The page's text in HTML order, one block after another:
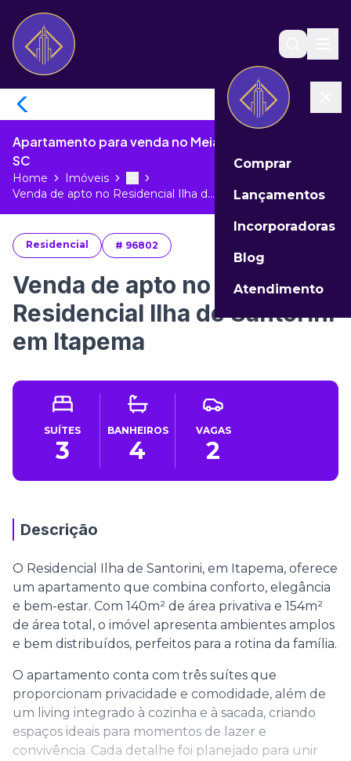
Comprar
Lançamentos
Incorporadoras
Blog
Atendimento
Apartamento para venda no Meia Praia de Itapema -
SC
Home Imóveis More
Toggle menu
Venda de apto no Residencial Ilha d...
Residencial # 96802
Venda de apto no
Residencial Ilha de Santorini
em Itapema
SUÍTES
3
BANHEIROS
4
VAGAS
2
Descrição
O Residencial Ilha de Santorini, em Itapema, oferece
um apartamento que combina conforto, elegância
e bem-estar. Com 140m² de área privativa e 154m²
de área total, o imóvel apresenta ambientes amplos
e bem distribuídos, perfeitos para a rotina da família.
O apartamento conta com três suítes que
proporcionam privacidade e comodidade, além de
um living integrado à cozinha e à sacada, criando
espaços ideais para momentos de lazer e
convivência. Cada detalhe foi planejado para unir